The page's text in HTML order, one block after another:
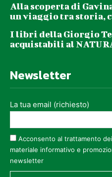
Alla scoperta di
un viaggio tra storia,
I libri della Giorgio
acquistabili al
Newsletter
La tua email (richiesto)
Acconsento al trattamento
materiale informativo e
newsletter